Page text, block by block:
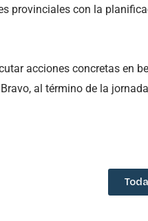
provinciales con la
acciones concretas en
al término de la